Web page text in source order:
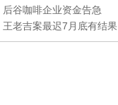
后谷咖啡企业资金告急
王老吉案最迟7月底有结果